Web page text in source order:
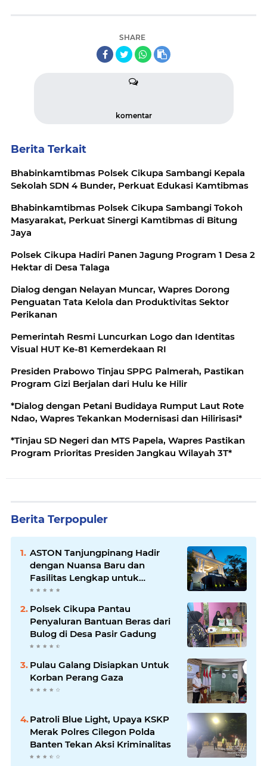
SHARE
komentar
Berita Terkait
Bhabinkamtibmas Polsek Cikupa Sambangi Kepala
Sekolah SDN 4 Bunder, Perkuat Edukasi Kamtibmas
Bhabinkamtibmas Polsek Cikupa Sambangi Tokoh
Masyarakat, Perkuat Sinergi Kamtibmas di Bitung
Jaya
Polsek Cikupa Hadiri Panen Jagung Program 1 Desa 2
Hektar di Desa Talaga
Dialog dengan Nelayan Muncar, Wapres Dorong
Penguatan Tata Kelola dan Produktivitas Sektor
Perikanan
Pemerintah Resmi Luncurkan Logo dan Identitas
Visual HUT Ke-81 Kemerdekaan RI
Presiden Prabowo Tinjau SPPG Palmerah, Pastikan
Program Gizi Berjalan dari Hulu ke Hilir
*Dialog dengan Petani Budidaya Rumput Laut Rote
Ndao, Wapres Tekankan Modernisasi dan Hilirisasi*
*Tinjau SD Negeri dan MTS Papela, Wapres Pastikan
Program Prioritas Presiden Jangkau Wilayah 3T*
Berita Terpopuler
ASTON Tanjungpinang Hadir
dengan Nuansa Baru dan
Fasilitas Lengkap untuk
Kenyamanan Tamu
Polsek Cikupa Pantau
Penyaluran Bantuan Beras dari
Bulog di Desa Pasir Gadung
Pulau Galang Disiapkan Untuk
Korban Perang Gaza
Patroli Blue Light, Upaya KSKP
Merak Polres Cilegon Polda
Banten Tekan Aksi Kriminalitas